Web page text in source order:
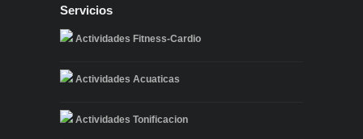
Servicios
Actividades Fitness-Cardio
Actividades Acuaticas
Actividades Tonificacion